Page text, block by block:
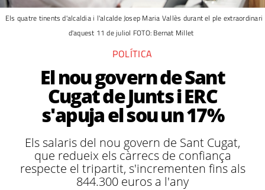
Els quatre tinents d'alcaldia i l'alcalde Josep Maria Vallès durant el ple extraordinari
d'aquest 11 de juliol FOTO: Bernat Millet
POLÍTICA
El nou govern de Sant
Cugat de Junts i ERC
s'apuja el sou un 17%
Els salaris del nou govern de Sant Cugat,
que redueix els càrrecs de confiança
respecte el tripartit, s'incrementen fins als
844.300 euros a l'any